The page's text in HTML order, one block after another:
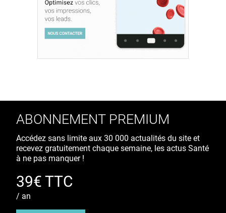
ABONNEMENT PREMIUM
Accédez sans limite aux 30 000 actualités du site et
recevez gratuitement chaque semaine, les actus Santé
à ne pas manquer !
39€ TTC
/ an